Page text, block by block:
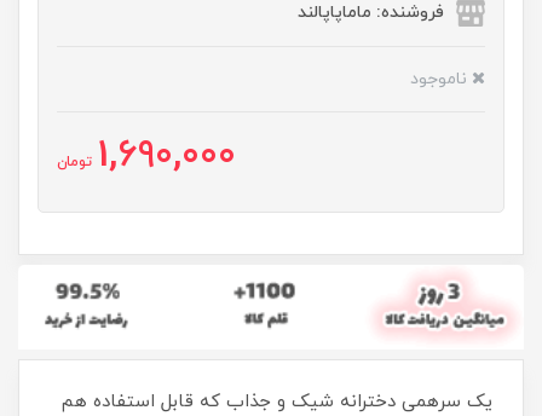
فروشنده: ماماپاپالند
ناموجود
1,690,000 تومان
یک سرهمی دخترانه شیک و جذاب که قابل استفاده هم